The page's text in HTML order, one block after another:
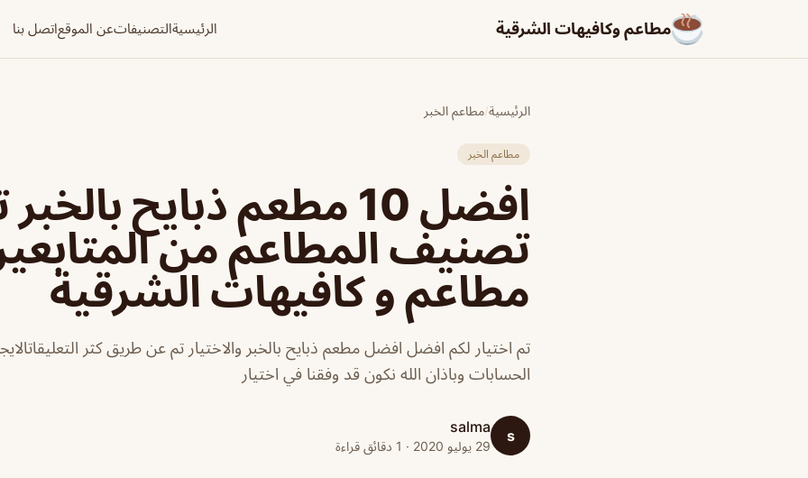
مطاعم وكافيهات الشرقية الرئيسيةالتصنيفاتعن الموقعاتصل بنا
الرئيسية/مطاعم الخبر
مطاعم الخبر
افضل 10 مطعم ذبايح
تصنيف المطاعم من
مطاعم و كافيهات الشرقية
تم اختيار لكم افضل افضل مطعم ذبايح بالخبر والاختيار تم عن طريق كثر
الحسابات وباذان الله نكون قد وفقنا في اختيار
s
salma
29 يوليو 2020 · 1 دقائق قراءة